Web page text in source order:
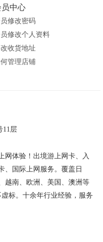
员中心
修改密码
修改个人资料
收货地址
管理店铺
11层
网体验！出境游上网卡、入
、国际上网服务。覆盖日
越南、欧洲、美国、澳洲等
标。十余年行业经验，服务